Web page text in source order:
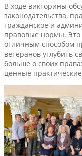
В ходе викторины
законодательства,
гражданское и
правовые нормы. Это
отличным способом
ветеранов углубить
больше о своих
ценные